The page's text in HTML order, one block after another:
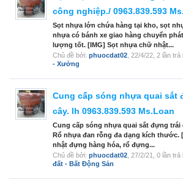
công nghiệp./ 0963.839.593
Sọt nhựa lớn chứa hàng tại kho, sọt
nhựa có bánh xe giao hàng chuyển
lượng tốt. [IMG] Sọt nhựa chữ nhật...
Chủ đề bởi: phuocdat02 22/4/22 , 2 lần
- Xưởng
Cung cấp sóng nhựa quai sắt
cây. lh 0963.839.593 Ms.Loan
Cung cấp sóng nhựa quai sắt đựng trái
Rổ nhựa đan rỗng đa dạng kích thước.
nhật đựng hàng hóa, rổ đựng...
Chủ đề bởi: phuocdat02 27/2/21 , 0 lần
đất - Bất Động Sản